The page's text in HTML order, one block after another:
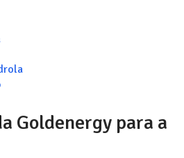
Goldenergy para a